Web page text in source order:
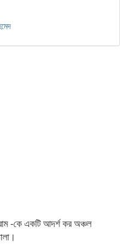
-কে একটি আদর্শ কর অঞ্চল